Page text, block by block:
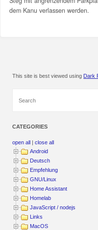
dem Kanu verlassen werden.
This site is best viewed using Dark
CATEGORIES
open all |close all
Android
Deutsch
Empfehlung
GNU/Linux
Home Assistant
Homelab
JavaScript / nodejs
Links
MacOS